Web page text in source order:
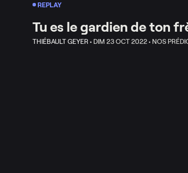
REPLAY
Tu es le gardien de ton
THIÉBAULT GEYER • DIM 23 OCT 2022 • NOS